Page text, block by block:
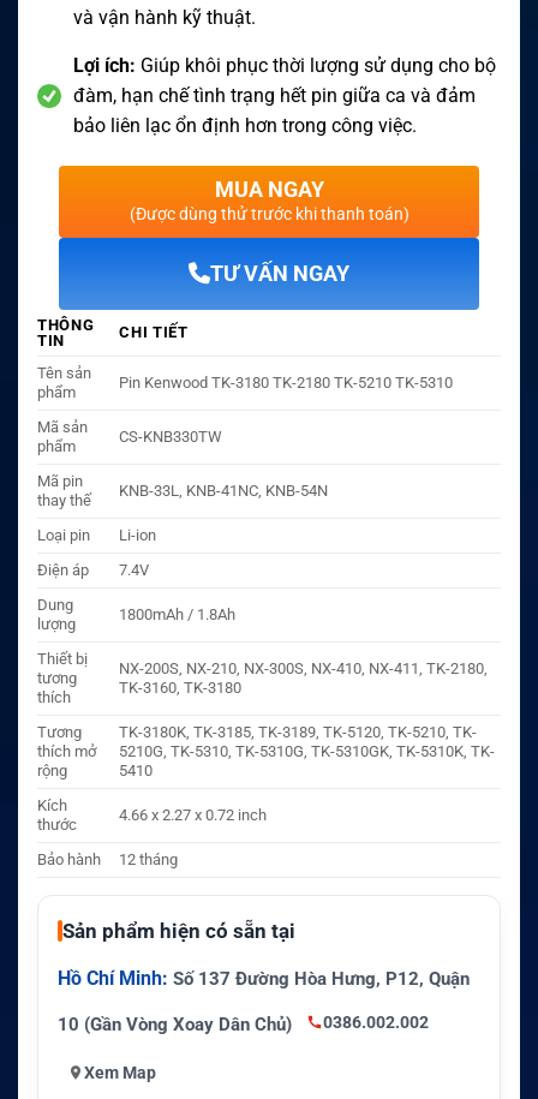
và vận hành kỹ thuật.
Lợi ích: Giúp khôi phục thời lượng sử dụng cho bộ
đàm, hạn chế tình trạng hết pin giữa ca và đảm
bảo liên lạc ổn định hơn trong công việc.
MUA NGAY
(Được dùng thử trước khi thanh toán)
TƯ VẤN NGAY
THÔNG
TIN
CHI TIẾT
Tên sản
phẩm
Pin Kenwood TK-3180 TK-2180 TK-5210 TK-5310
Mã sản
phẩm
CS-KNB330TW
Mã pin
thay thế
KNB-33L, KNB-41NC, KNB-54N
Loại pin
Li-ion
Điện áp
7.4V
Dung
lượng
1800mAh / 1.8Ah
Thiết bị
tương
thích
NX-200S, NX-210, NX-300S, NX-410, NX-411, TK-2180,
TK-3160, TK-3180
Tương
thích mở
rộng
TK-3180K, TK-3185, TK-3189, TK-5120, TK-5210, TK-
5210G, TK-5310, TK-5310G, TK-5310GK, TK-5310K, TK-
5410
Kích
thước
4.66 x 2.27 x 0.72 inch
Bảo hành 12 tháng
Sản phẩm hiện có sẵn tại
Hồ Chí Minh: Số 137 Đường Hòa Hưng, P12, Quận
10 (Gần Vòng Xoay Dân Chủ) 0386.002.002
Xem Map